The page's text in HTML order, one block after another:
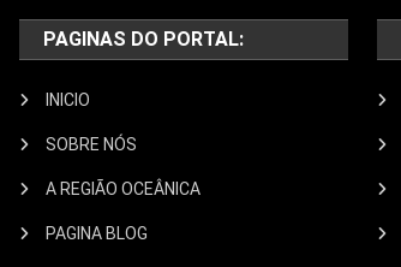
PAGINAS DO PORTAL:
INICIO
SOBRE NÓS
A REGIÃO OCEÂNICA
PAGINA BLOG